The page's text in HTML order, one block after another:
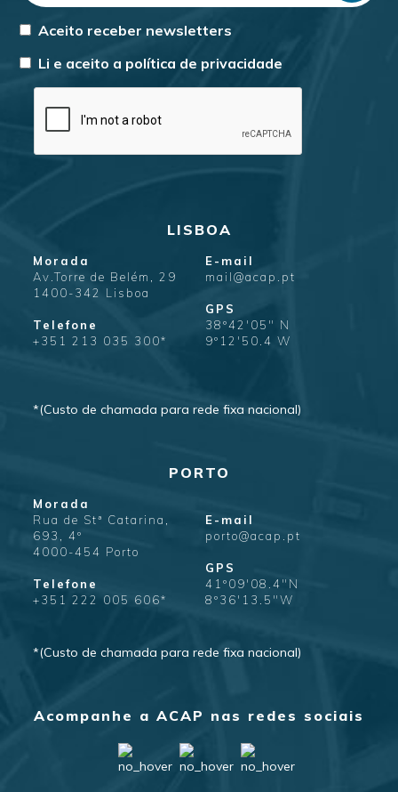
Aceito receber newsletters
Li e aceito a política de privacidade
LISBOA
Morada
Av.Torre de Belém, 29
1400-342 Lisboa
Telefone
+351 213 035 300*
E-mail
mail@acap.pt
GPS
38º42'05" N
9º12'50.4 W
*(Custo de chamada para rede fixa nacional)
PORTO
Morada
Rua de Stª Catarina,
693, 4º
4000-454 Porto
Telefone
+351 222 005 606*
E-mail
porto@acap.pt
GPS
41º09'08.4"N
8º36'13.5"W
*(Custo de chamada para rede fixa nacional)
Acompanhe a ACAP nas redes sociais